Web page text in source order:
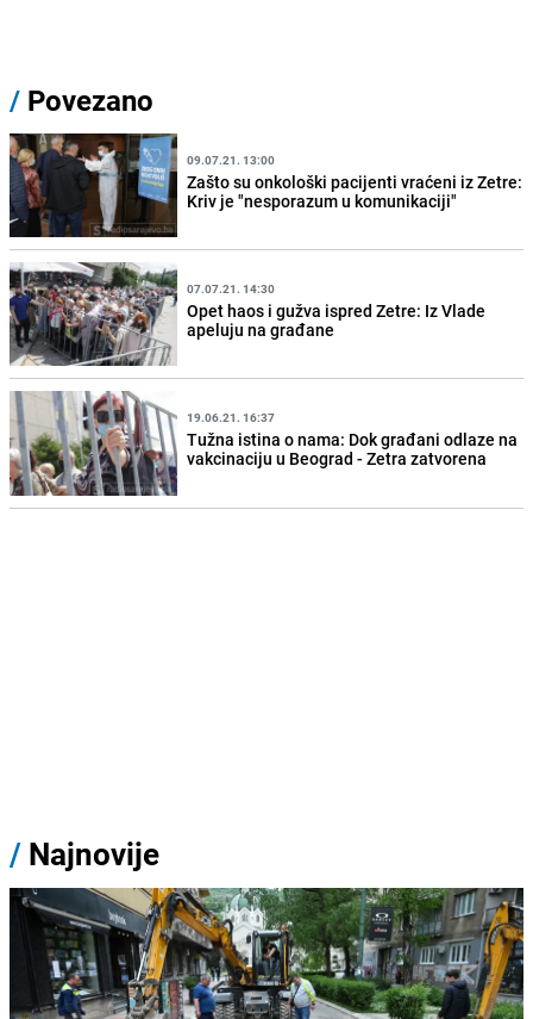
/ Povezano
09.07.21. 13:00
Zašto su onkološki pacijenti vraćeni iz Zetre:
Kriv je "nesporazum u komunikaciji"
07.07.21. 14:30
Opet haos i gužva ispred Zetre: Iz Vlade
apeluju na građane
19.06.21. 16:37
Tužna istina o nama: Dok građani odlaze na
vakcinaciju u Beograd - Zetra zatvorena
/ Najnovije